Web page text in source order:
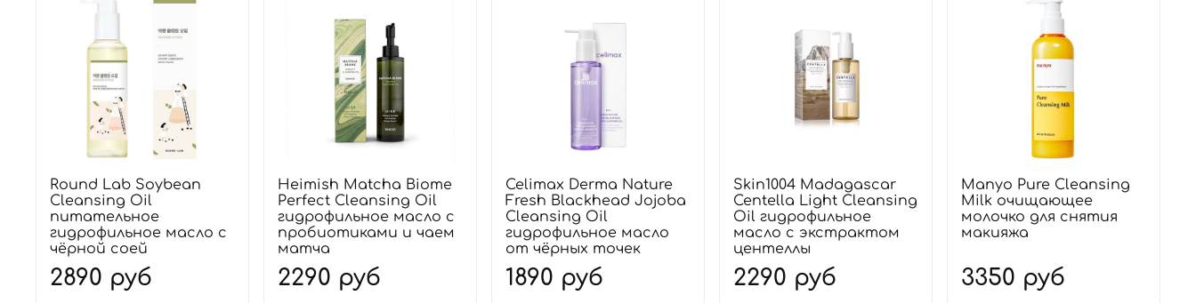
Round Lab Soybean
Cleansing Oil
питательное
гидрофильное масло с
чёрной соей
2890 руб
Heimish Matcha Biome
Perfect Cleansing Oil
гидрофильное масло с
пробиотиками и чаем
матча
2290 руб
Celimax Derma Nature
Fresh Blackhead Jojoba
Cleansing Oil
гидрофильное масло
от чёрных точек
1890 руб
Skin1004 Madagascar
Centella Light Cleansing
Oil гидрофильное
масло с экстрактом
центеллы
2290 руб
Manyo Pure Cleansing
Milk очищающее
молочко для снятия
макияжа
3350 руб